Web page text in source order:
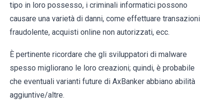
tipo in loro possesso, i criminali informatici possono
causare una varietà di danni, come effettuare transazioni
fraudolente, acquisti online non autorizzati, ecc.
È pertinente ricordare che gli sviluppatori di malware
spesso migliorano le loro creazioni; quindi, è probabile
che eventuali varianti future di AxBanker abbiano abilità
aggiuntive/altre.